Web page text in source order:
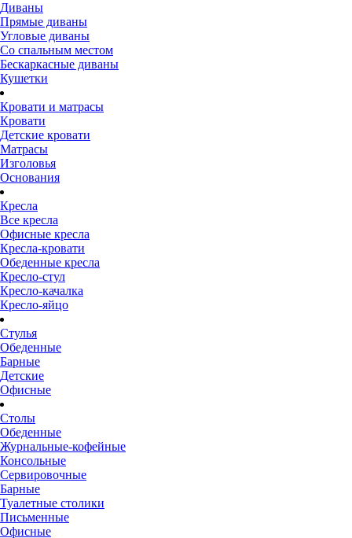
Диваны
Прямые диваны
Угловые диваны
Со спальным местом
Бескаркасные диваны
Кушетки
Кровати и матрасы
Кровати
Детские кровати
Матрасы
Изголовья
Основания
Кресла
Все кресла
Офисные кресла
Кресла-кровати
Обеденные кресла
Кресло-стул
Кресло-качалка
Кресло-яйцо
Стулья
Обеденные
Барные
Детские
Офисные
Столы
Обеденные
Журнальные-кофейные
Консольные
Сервировочные
Барные
Туалетные столики
Письменные
Офисные